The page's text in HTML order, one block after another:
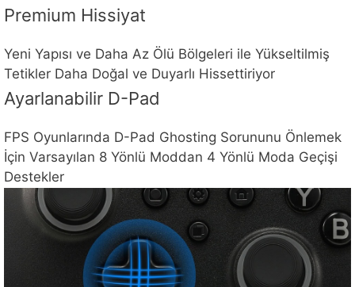
Premium Hissiyat
Yeni Yapısı ve Daha Az Ölü Bölgeleri ile Yükseltilmiş
Tetikler Daha Doğal ve Duyarlı Hissettiriyor
Ayarlanabilir D-Pad
FPS Oyunlarında D-Pad Ghosting Sorununu Önlemek
İçin Varsayılan 8 Yönlü Moddan 4 Yönlü Moda Geçişi
Destekler